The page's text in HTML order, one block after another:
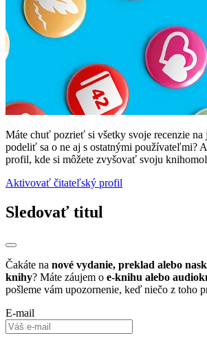
Máte chuť pozrieť si všetky svoje recenzie na
podeliť sa o ne aj s ostatnými používateľmi?
profil, kde si môžete zvyšovať svoju
Aktivovať čitateľský profil
Sledovať titul
Čakáte na nové vydanie, preklad alebo
knihy? Máte záujem o e-knihu alebo
pošleme vám upozornenie, keď niečo z toho
E-mail